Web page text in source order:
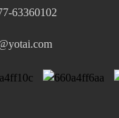
63360102